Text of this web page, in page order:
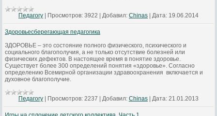
Педагогу Просмотров: 3922 Добавил: Chinas Дата: 19.06.2014
Здоровьесберегающая педагогика
ЗДОРОВЬЕ – это состояние полного физического, психического и
социального благополучия, а не только отсутствие болезней или
физических дефектов. В настоящее время в понятие здоровье.
Существует более 300 определений понятия «здоровье». Согласно
определению Всемирной организации здравоохранения включается и
духовное благополучие.
Педагогу Просмотров: 2237 Добавил: Chinas Дата: 21.01.2013